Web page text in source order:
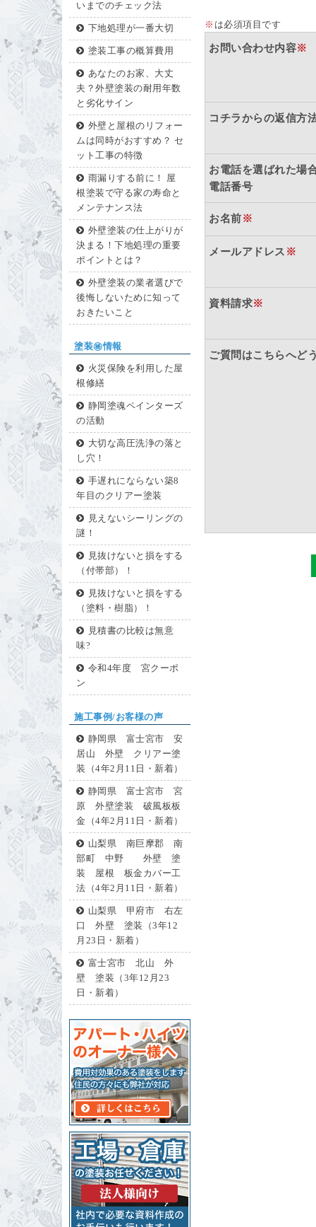
いまでのチェック法
下地処理が一番大切
塗装工事の概算費用
あなたのお家、大丈
夫？外壁塗装の耐用年数
と劣化サイン
外壁と屋根のリフォー
ムは同時がおすすめ？ セ
ット工事の特徴
雨漏りする前に！ 屋
根塗装で守る家の寿命と
メンテナンス法
外壁塗装の仕上がりが
決まる！下地処理の重要
ポイントとは？
外壁塗装の業者選びで
後悔しないために知って
おきたいこと
塗装㊙情報
火災保険を利用した屋
根修繕
静岡塗魂ペインターズ
の活動
大切な高圧洗浄の落と
し穴！
手遅れにならない築8
年目のクリアー塗装
見えないシーリングの
謎！
見抜けないと損をする
（付帯部）！
見抜けないと損をする
（塗料・樹脂）！
見積書の比較は無意
味?
令和4年度 宮クーポ
ン
施工事例/お客様の声
静岡県 富士宮市 安
居山 外壁 クリアー塗
装（4年2月11日・新着）
静岡県 富士宮市 宮
原 外壁塗装 破風板板
金（4年2月11日・新着）
山梨県 南巨摩郡 南
部町 中野 外壁 塗
装 屋根 板金カバー工
法（4年2月11日・新着）
山梨県 甲府市 右左
口 外壁 塗装（3年12
月23日・新着）
富士宮市 北山 外
壁 塗装（3年12月23
日・新着）
※ は必須項目です
お問い合わせ内容※
コチラからの返信方
お電話を選ばれた場
電話番号
お名前※
メールアドレス ※
資料請求※
ご質問はこちらへど